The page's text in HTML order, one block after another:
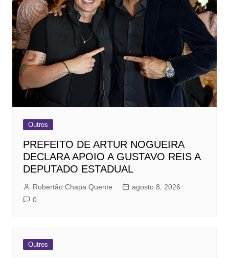
Outros
PREFEITO DE ARTUR NOGUEIRA
DECLARA APOIO A GUSTAVO REIS A
DEPUTADO ESTADUAL
Robertão Chapa Quente
agosto 8, 2026
0
Outros